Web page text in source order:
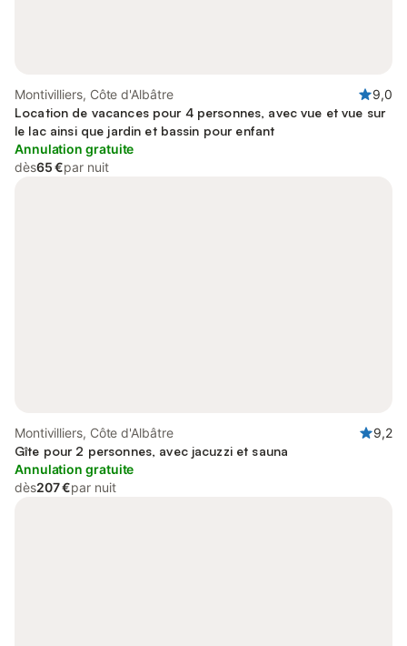
Montivilliers, Côte d'Albâtre
9,0
Location de vacances pour 4 personnes, avec vue et vue sur
le lac ainsi que jardin et bassin pour enfant
Annulation gratuite
dès65 €par nuit
Montivilliers, Côte d'Albâtre
9,2
Gîte pour 2 personnes, avec jacuzzi et sauna
Annulation gratuite
dès207 €par nuit